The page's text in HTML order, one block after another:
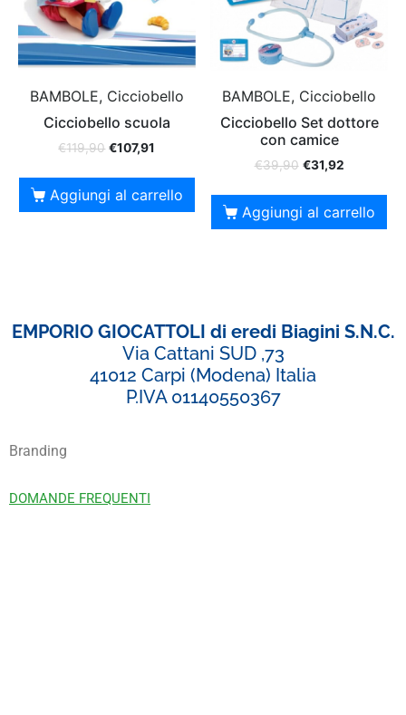
BAMBOLE, Cicciobello
Cicciobello scuola
€119,90 €107,91
Aggiungi al carrello
BAMBOLE, Cicciobello
Cicciobello Set dottore
con camice
€39,90 €31,92
Aggiungi al carrello
EMPORIO GIOCATTOLI di eredi Biagini S.N.C.
Via Cattani SUD ,73
41012 Carpi (Modena) Italia
P.IVA 01140550367
Branding
DOMANDE FREQUENTI